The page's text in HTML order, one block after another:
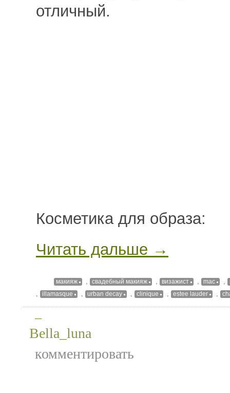
отличный.
Косметика для образа:
Читать дальше →
макияж , свадебный макияж , визажист , mac ,
, illamasque , urban decay , clinique , estee lauder ,
—
Bella_luna
комментировать